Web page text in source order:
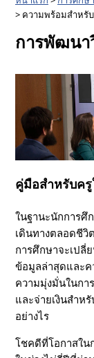
สำ
> ความพร้อมสำหรั
การพัฒนา
คู่มือสำหรับค
ในฐานะนักการศึ
เดินทางตลอดชีวิ
การศึกษาจะเป
ข้อมูลล่าสุดและค
ความมุ่งมั่นในก
และจ่ายเงินสำห
อย่างไร
โชคดีที่โอกาสใ